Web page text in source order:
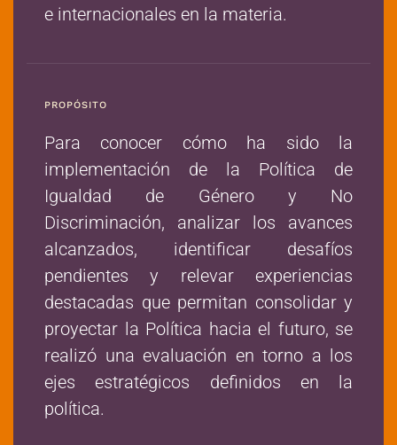
e internacionales en la materia.
PROPÓSITO
Para conocer cómo ha sido la
implementación de la Política de
Igualdad de Género y No
Discriminación, analizar los avances
alcanzados, identificar desafíos
pendientes y relevar experiencias
destacadas que permitan consolidar y
proyectar la Política hacia el futuro, se
realizó una evaluación en torno a los
ejes estratégicos definidos en la
política.